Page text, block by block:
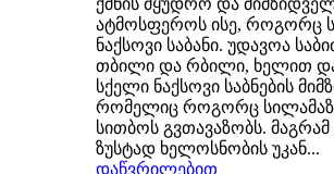
ქმნის მყუდრო და
ატმოსფეროს ისე, როგორც
ნაქსოვი საბანი. უდავოა
თბილი და რბილი, ხელით
სქელი ნაქსოვი საბნების
რომელიც როგორც
სითბოს გვთავაზობს.
ზუსტად ხელოსნობის უკან...
დაწვრილებით